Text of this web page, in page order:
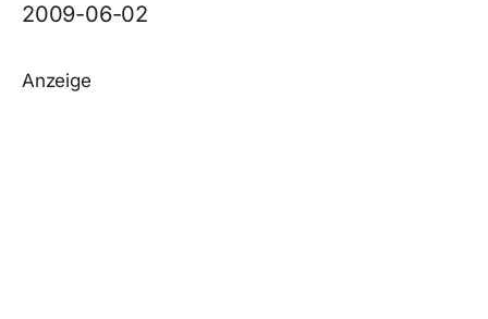
2009-06-02
Anzeige